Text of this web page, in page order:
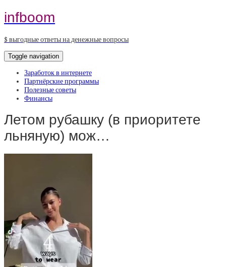
infboom
$ выгодные ответы на денежные вопросы
Toggle navigation
Заработок в интернете
Партнёрские программы
Полезные советы
Финансы
Летом рубашку (в приоритете
льняную) мож…